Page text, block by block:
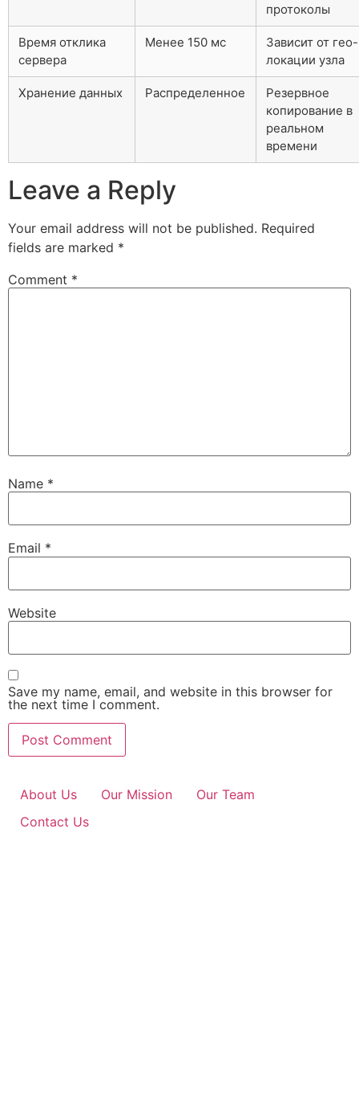
протоколы
Время отклика
сервера
Менее 150 мс
Зависит от гео-
локации узла
Хранение данных Распределенное
Резервное
копирование в
реальном
времени
Leave a Reply
Your email address will not be published. Required
fields are marked *
Comment *
Name *
Email *
Website
Save my name, email, and website in this browser for
the next time I comment.
About Us Our Mission
Our Team
Contact Us